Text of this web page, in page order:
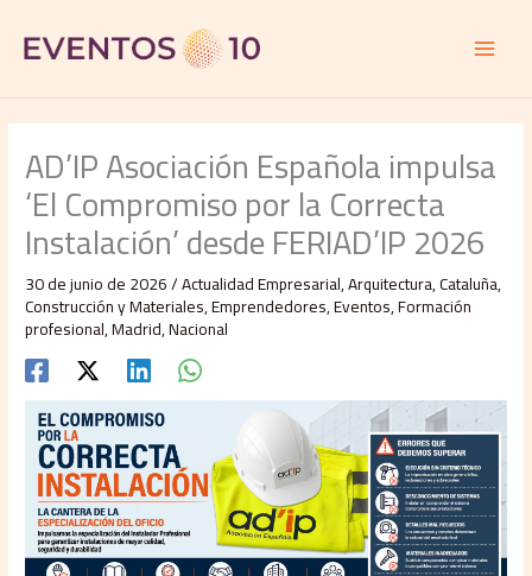
contenido
AD’IP Asociación Española impulsa
‘El Compromiso por la Correcta
Instalación’ desde FERIAD’IP 2026
30 de junio de 2026/Actualidad Empresarial,Arquitectura,Cataluña,
Construcción y Materiales,Emprendedores,Eventos,Formación
profesional,Madrid,Nacional